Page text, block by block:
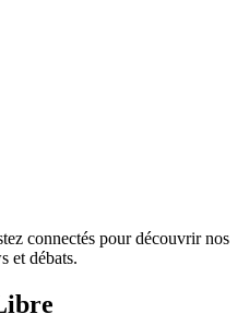
connectés pour découvrir nos
et débats.